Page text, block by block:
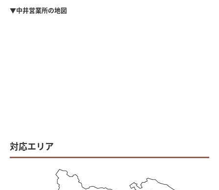
▼中井営業所の地図
対応エリア